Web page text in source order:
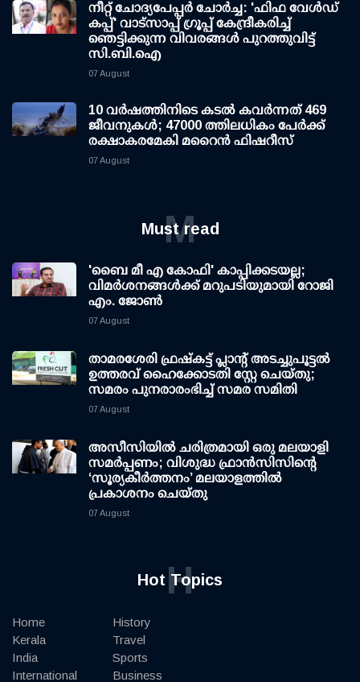
നീറ്റ് ചോദ്യപേപ്പര്‍ ചോര്‍ച്ച: 'ഫിഫ വേള്‍ഡ്
കപ്പ്' വാട്സാപ്പ് ഗ്രൂപ്പ് കേന്ദ്രീകരിച്ച്
ഞെട്ടിക്കുന്ന വിവരങ്ങള്‍ പുറത്തുവിട്ട്
സി.ബി.ഐ
07 August
10 വര്‍ഷത്തിനിടെ കടല്‍ കവര്‍ന്നത് 469
ജീവനുകള്‍; 47000 ത്തിലധികം പേര്‍ക്ക്
രക്ഷാകരമേകി മറൈന്‍ ഫിഷറീസ്
07 August
Must read
M
'ബൈ മീ എ കോഫി' കാപ്പിക്കടയല്ല;
വിമര്‍ശനങ്ങള്‍ക്ക് മറുപടിയുമായി റോജി
എം. ജോണ്‍
07 August
താമരശേരി ഫ്രഷ്കട്ട് പ്ലാന്റ് അടച്ചുപൂട്ടൽ
ഉത്തരവ് ഹൈക്കോടതി സ്റ്റേ ചെയ്തു;
സമരം പുനരാരംഭിച്ച് സമര സമിതി
07 August
അസീസിയിൽ ചരിത്രമായി ഒരു മലയാളി
സമർപ്പണം; വിശുദ്ധ ഫ്രാൻസിസിന്റെ
‘സൂര്യകീർത്തനം’ മലയാളത്തിൽ
പ്രകാശനം ചെയ്തു
07 August
Hot Topics
H
Home
Kerala
India
International
History
Travel
Sports
Business